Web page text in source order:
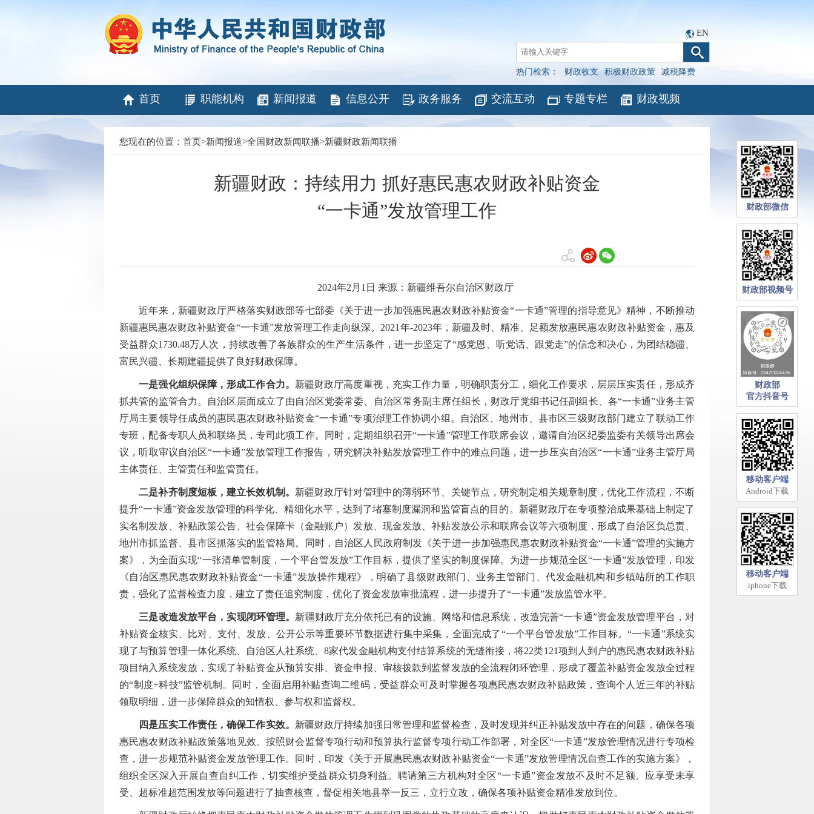
EN
热门检索： 财政收支 积极财政政策 减税降费
首页 职能机构 新闻报道 信息公开 政务服务 交流互动 专题专栏 财政视频
您现在的位置： 首页>新闻报道>全国财政新闻联播>新疆财政新闻联播
新疆财政：持续用力 抓好惠民惠农财政补贴资金
“一卡通”发放管理工作
2024年2月1日 来源：新疆维吾尔自治区财政厅
近年来，新疆财政厅严格落实财政部等七部委《关于进一步加强惠民惠农财政补贴资金“一卡通”管理的指导意见》精神，不断推动
新疆惠民惠农财政补贴资金“一卡通”发放管理工作走向纵深。2021年-2023年，新疆及时、精准、足额发放惠民惠农财政补贴资金，惠及
受益群众1730.48万人次，持续改善了各族群众的生产生活条件，进一步坚定了“感党恩、 听党话、 跟党走”的信念和决心，为团结稳疆、
富民兴疆、长期建疆提供了良好财政保障。
一是强化组织保障，形成工作合力。 新疆财政厅高度重视，充实工作力量，明确职责分工，细化工作要求，层层压实责任，形成齐
抓共管的监管合力。自治区层面成立了由自治区党委常委、自治区常务副主席任组长，财政厅党组书记任副组长、各“一卡通”业务主管
厅局主要领导任成员的惠民惠农财政补贴资金“一卡通”专项治理工作协调小组。自治区、地州市、县市区三级财政部门建立了联动工作
专班，配备专职人员和联络员，专司此项工作。同时，定期组织召开“一卡通”管理工作联席会议，邀请自治区纪委监委有关领导出席会
议，听取审议自治区“一卡通”发放管理工作报告，研究解决补贴发放管理工作中的难点问题，进一步压实自治区“一卡通”业务主管厅局
主体责任、主管责任和监管责任。
二是补齐制度短板，建立长效机制。 新疆财政厅针对管理中的薄弱环节、关键节点，研究制定相关规章制度，优化工作流程，不断
提升“一卡通”资金发放管理的科学化、精细化水平，达到了堵塞制度漏洞和监管盲点的目的。新疆财政厅在专项整治成果基础上制定了
实名制发放、补贴政策公告、社会保障卡（金融账户）发放、现金发放、补贴发放公示和联席会议等六项制度，形成了自治区负总责、
地州市抓监督、县市区抓落实的监管格局。同时，自治区人民政府制发《关于进一步加强惠民惠农财政补贴资金“一卡通”管理的实施方
案》，为全面实现“一张清单管制度，一个平台管发放”工作目标，提供了坚实的制度保障。为进一步规范全区“一卡通”发放管理，印发
《自治区惠民惠农财政补贴资金“一卡通”发放操作规程》，明确了县级财政部门、业务主管部门、代发金融机构和乡镇站所的工作职
责，强化了监督检查力度，建立了责任追究制度，优化了资金发放审批流程，进一步提升了“一卡通”发放监管水平。
三是改造发放平台，实现闭环管理。 新疆财政厅充分依托已有的设施、网络和信息系统，改造完善“一卡通”资金发放管理平台，对
补贴资金核实、比对、支付、发放、公开公示等重要环节数据进行集中采集，全面完成了“一个平台管发放”工作目标。“一卡通”系统实
现了与预算管理一体化系统、自治区人社系统、8家代发金融机构支付结算系统的无缝衔接，将22类121项到人到户的惠民惠农财政补贴
项目纳入系统发放，实现了补贴资金从预算安排、资金申报、审核拨款到监督发放的全流程闭环管理，形成了覆盖补贴资金发放全过程
的“制度+科技”监管机制。同时，全面启用补贴查询二维码，受益群众可及时掌握各项惠民惠农财政补贴政策，查询个人近三年的补贴
领取明细，进一步保障群众的知情权、参与权和监督权。
四是压实工作责任，确保工作实效。 新疆财政厅持续加强日常管理和监督检查，及时发现并纠正补贴发放中存在的问题，确保各项
惠民惠农财政补贴政策落地见效。按照财会监督专项行动和预算执行监督专项行动工作部署，对全区“一卡通”发放管理情况进行专项检
查，进一步规范补贴资金发放管理工作。同时，印发《关于开展惠民惠农财政补贴资金“一卡通”发放管理情况自查工作的实施方案》，
组织全区深入开展自查自纠工作，切实维护受益群众切身利益。聘请第三方机构对全区“一卡通”资金发放不及时不足额、应享受未享
受、超标准超范围发放等问题进行了抽查核查，督促相关地县举一反三，立行立改，确保各项补贴资金精准发放到位。
财政部微信
财政部视频号
财政部
官方抖音号
移动客户端
Android下载
移动客户端
iphone下载